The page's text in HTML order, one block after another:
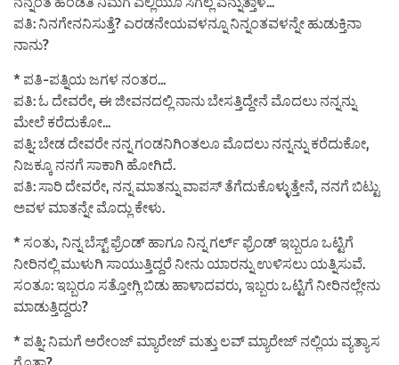
ಪತಿ: ನಿನಗೇನನಿಸುತ್ತೆ? ಎರಡನೇಯವಳನ್ನೂ ನಿನ್ನಂತವಳನ್ನೇ ಹುಡುಕ್ತಿನಾ
ನಾನು?
* ಪತಿ-ಪತ್ನಿಯ ಜಗಳ ನಂತರ…
ಪತಿ: ಓ ದೇವರೇ, ಈ ಜೀವನದಲ್ಲಿ ನಾನು ಬೇಸತ್ತಿದ್ದೇನೆ ಮೊದಲು ನನ್ನನ್ನು
ಮೇಲೆ ಕರೆದುಕೋ…
ಪತ್ನಿ: ಬೇಡ ದೇವರೇ ನನ್ನ ಗಂಡನಿಗಿಂತಲೂ ಮೊದಲು ನನ್ನನ್ನು ಕರೆದುಕೋ,
ನಿಜಕ್ಕೂ ನನಗೆ ಸಾಕಾಗಿ ಹೋಗಿದೆ.
ಪತಿ: ಸಾರಿ ದೇವರೇ, ನನ್ನ ಮಾತನ್ನು ವಾಪಸ್ ತೆಗೆದುಕೊಳ್ಳುತ್ತೇನೆ, ನನಗೆ ಬಿಟ್ಟು
ಅವಳ ಮಾತನ್ನೇ ಮೊದ್ಲು ಕೇಳು.
* ಸಂತು, ನಿನ್ನ ಬೆಸ್ಟ್ ಫ್ರೆಂಡ್ ಹಾಗೂ ನಿನ್ನ ಗರ್ಲ್ ಫ್ರೆಂಡ್ ಇಬ್ಬರೂ ಒಟ್ಟಿಗೆ
ನೀರಿನಲ್ಲಿ ಮುಳುಗಿ ಸಾಯುತ್ತಿದ್ದರೆ ನೀನು ಯಾರನ್ನು ಉಳಿಸಲು ಯತ್ನಿಸುವೆ.
ಸಂತೂ: ಇಬ್ಬರೂ ಸತ್ತೋಗ್ಲಿ ಬಿಡು ಹಾಳಾದವರು, ಇಬ್ಬರು ಒಟ್ಟಿಗೆ ನೀರಿನಲ್ಲೇನು
ಮಾಡುತ್ತಿದ್ದರು?
* ಪತ್ನಿ: ನಿಮಗೆ ಅರೇಂಜ್ ಮ್ಯಾರೇಜ್ ಮತ್ತು ಲವ್ ಮ್ಯಾರೇಜ್ ನಲ್ಲಿಯ ವ್ಯತ್ಯಾಸ